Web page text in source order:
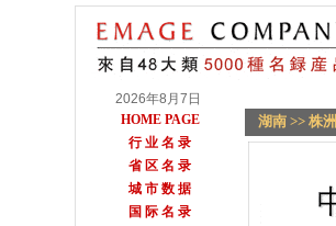
2026年8月7日
HOME PAGE
行 业 名 录
省 区 名 录
城 市 数 据
国 际 名 录
湖南 >> 株洲